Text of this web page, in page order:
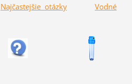
Najčastejšie otázky
Vodné